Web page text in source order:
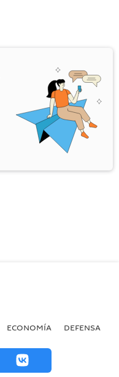
ECONOMÍA DEFENSA